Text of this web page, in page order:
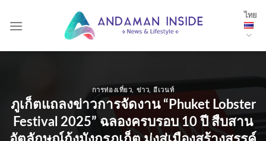
ไทย
การท่องเที่ยว ข่าว อีเวนท์
ภูเก็ตแถลงข่าวการจัดงาน “Phuket Lobster
Festival 2025” ฉลองครบรอบ 10 ปี สืบสาน